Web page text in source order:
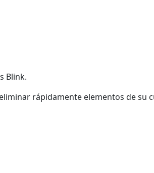
Blink.
rápidamente elementos de su